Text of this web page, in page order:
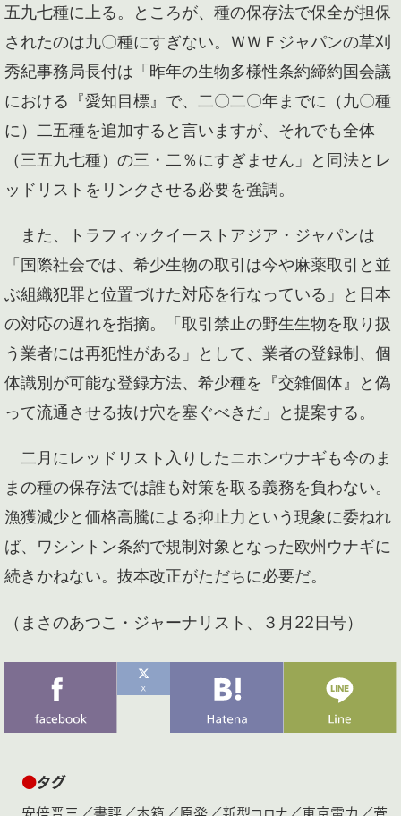
五九七種に上る。ところが、種の保存法で保全が担保
されたのは九〇種にすぎない。ＷＷＦジャパンの草刈
秀紀事務局長付は「昨年の生物多様性条約締約国会議
における『愛知目標』で、二〇二〇年までに（九〇種
に）二五種を追加すると言いますが、それでも全体
（三五九七種）の三・二％にすぎません」と同法とレ
ッドリストをリンクさせる必要を強調。
また、トラフィックイーストアジア・ジャパンは
「国際社会では、希少生物の取引は今や麻薬取引と並
ぶ組織犯罪と位置づけた対応を行なっている」と日本
の対応の遅れを指摘。「取引禁止の野生生物を取り扱
う業者には再犯性がある」として、業者の登録制、個
体識別が可能な登録方法、希少種を『交雑個体』と偽
って流通させる抜け穴を塞ぐべきだ」と提案する。
二月にレッドリスト入りしたニホンウナギも今のま
まの種の保存法では誰も対策を取る義務を負わない。
漁獲減少と価格高騰による抑止力という現象に委ねれ
ば、ワシントン条約で規制対象となった欧州ウナギに
続きかねない。抜本改正がただちに必要だ。
（まさのあつこ・ジャーナリスト、３月22日号）
●タグ